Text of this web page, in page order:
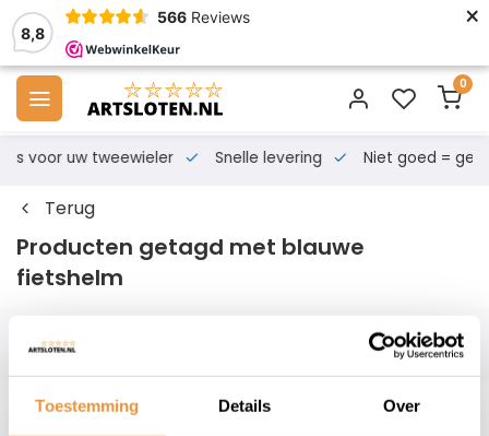
Toestemming Details Over
8,8
566 Reviews ×
0
voor uw tweewieler Snelle levering Niet goed = geld
Terug
Producten getagd met blauwe
fietshelm
Filters